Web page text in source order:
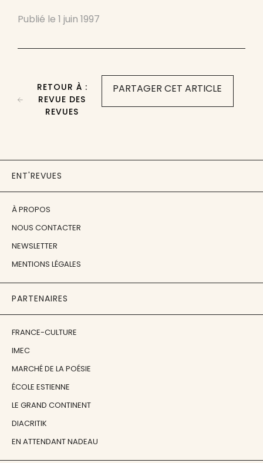
Publié le 1 juin 1997
PARTAGER CET ARTICLE
RETOUR À :
REVUE DES
REVUES
ENT'REVUES
À PROPOS
NOUS CONTACTER
NEWSLETTER
MENTIONS LÉGALES
PARTENAIRES
FRANCE-CULTURE
IMEC
MARCHÉ DE LA POÉSIE
ÉCOLE ESTIENNE
LE GRAND CONTINENT
DIACRITIK
EN ATTENDANT NADEAU